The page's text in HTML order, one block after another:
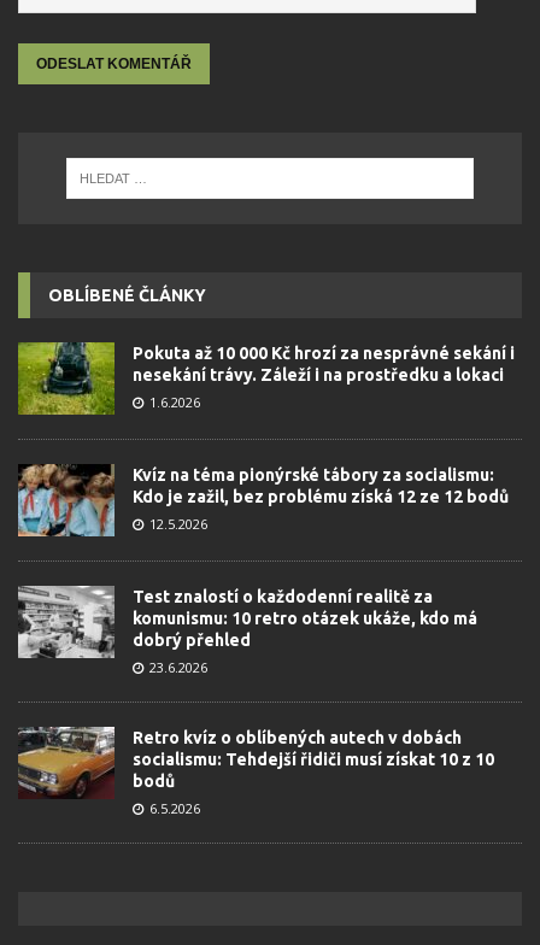
OBLÍBENÉ ČLÁNKY
Pokuta až 10 000 Kč hrozí za nesprávné sekání i
nesekání trávy. Záleží i na prostředku a lokaci
1.6.2026
Kvíz na téma pionýrské tábory za socialismu:
Kdo je zažil, bez problému získá 12 ze 12 bodů
12.5.2026
Test znalostí o každodenní realitě za
komunismu: 10 retro otázek ukáže, kdo má
dobrý přehled
23.6.2026
Retro kvíz o oblíbených autech v dobách
socialismu: Tehdejší řidiči musí získat 10 z 10
bodů
6.5.2026